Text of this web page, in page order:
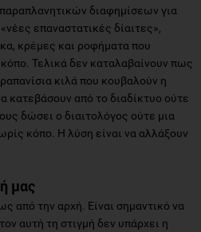
διαφημίσεων για
επαναστατικές δίαιτες»,
κρέμες και ροφήματα που
Τελικά δεν καταλαβαίνουν πως
κιλά που κουβαλούν η
κατεβάσουν από το διαδίκτυο ούτε
δώσει ο διαιτολόγος ούτε μια
κόπο. Η λύση είναι να αλλάξουν
μας
από την αρχή. Είναι σημαντικό να
αυτή τη στιγμή δεν υπάρχει η